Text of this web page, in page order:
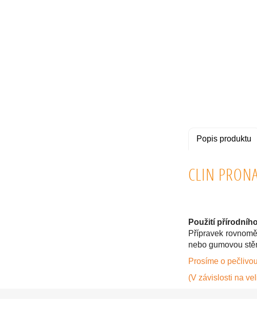
Popis produktu
CLIN
Použití
Přípravek
nebo gumovou
Prosíme o
(V závislosti na